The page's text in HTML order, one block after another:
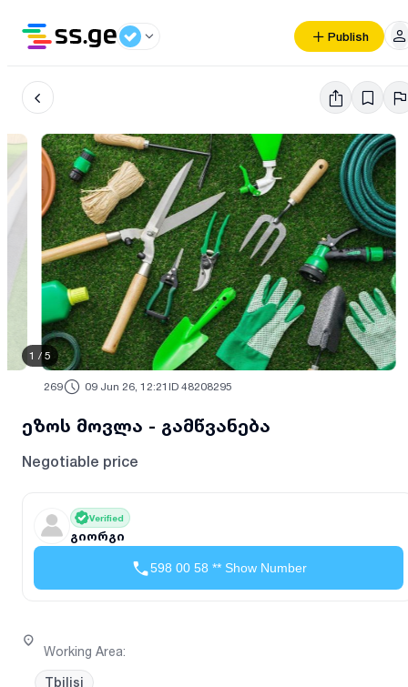
Publish
1 / 5
269 09 Jun 26, 12:21 ID 48208295
ეზოს მოვლა - გამწვანება
Negotiable price
Verified
გიორგი
598 00 58 ** Show Number
Working Area:
Tbilisi